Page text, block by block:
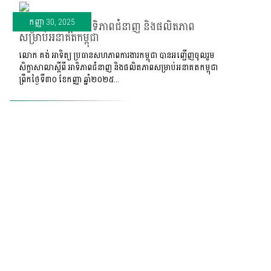
កញ្ញា 30, 2025
សិក្ខាសាលាស្ដីពី អាទិភាពជំនាញ និងផលិតភាព
សម្រាប់អនាគតកម្ពុជា
លោក គង់ អាទិត្យ ប្រធានសហភាពការងារកម្ពុជា បានអញ្ជើញចូលរួម
សិក្ខាសាលាស្ដីពី អាទិភាពជំនាញ និងផលិតភាពសម្រាប់អនាគតកម្ពុជា
ព្រឹកថ្ងៃទី៣០ ខែកញ្ញា ឆ្នាំ២០២៥...